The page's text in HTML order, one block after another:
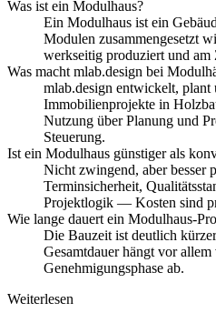
Was ist ein Modulhaus?
Ein Modulhaus ist ein
Modulen zusammengesetzt
werkseitig produziert und am
Was macht mlab.design bei
mlab.design entwickelt, plant
Immobilienprojekte in
Nutzung über Planung und
Steuerung.
Ist ein Modulhaus günstiger als
Nicht zwingend, aber besser
Terminsicherheit,
Projektlogik — Kosten sind
Wie lange dauert ein Modulhaus-
Die Bauzeit ist deutlich
Gesamtdauer hängt vor
Genehmigungsphase ab.
Weiterlesen